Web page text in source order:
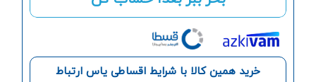
خرید همین کالا با شرایط اقساطی یاس ارتباط